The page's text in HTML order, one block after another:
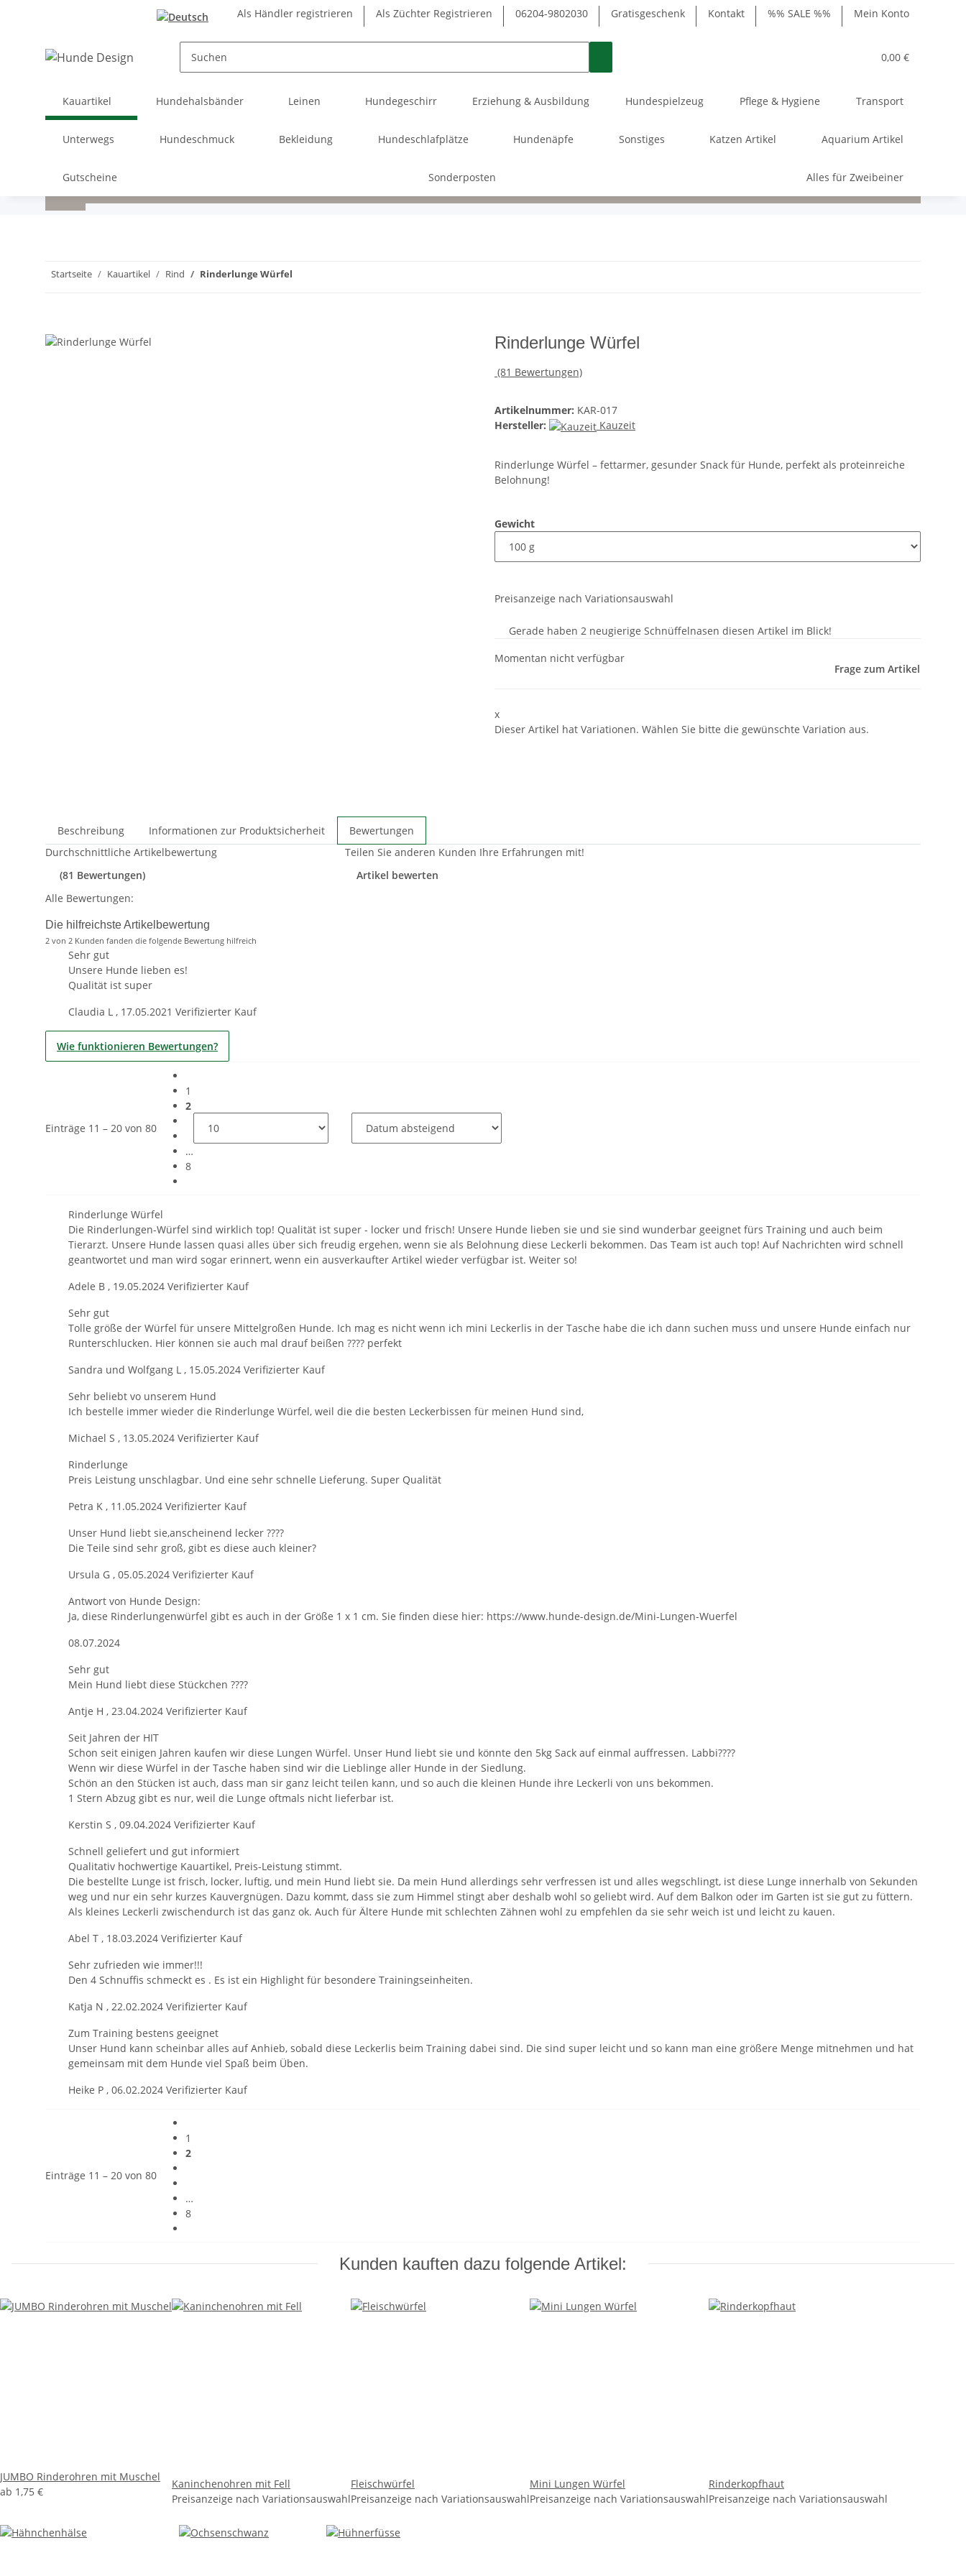
Als Händler registrieren Als Züchter Registrieren 06204-9802030 Gratisgeschenk Kontakt %% SALE %% Mein Konto
0,00 €
Kauartikel Hundehalsbänder Leinen Hundegeschirr Erziehung & Ausbildung Hundespielzeug Pflege & Hygiene Transport
Unterwegs Hundeschmuck Bekleidung Hundeschlafplätze Hundenäpfe Sonstiges Katzen Artikel Aquarium Artikel
Gutscheine Sonderposten Alles für Zweibeiner
Startseite Kauartikel Rind Rinderlunge Würfel
Rinderlunge Würfel
(81 Bewertungen)
Artikelnummer: KAR-017
Hersteller:
Kauzeit
Rinderlunge Würfel – fettarmer, gesunder Snack für Hunde, perfekt als proteinreiche
Belohnung!
Gewicht
Preisanzeige nach Variationsauswahl
Gerade haben 2 neugierige Schnüffelnasen diesen Artikel im Blick!
Momentan nicht verfügbar
Frage zum Artikel
x
Dieser Artikel hat Variationen. Wählen Sie bitte die gewünschte Variation aus.
Beschreibung Informationen zur Produktsicherheit
Bewertungen
Durchschnittliche Artikelbewertung
(81 Bewertungen)
Teilen Sie anderen Kunden Ihre Erfahrungen mit!
Artikel bewerten
Alle Bewertungen:
Die hilfreichste Artikelbewertung
2 von 2 Kunden fanden die folgende Bewertung hilfreich
Sehr gut
Unsere Hunde lieben es!
Qualität ist super
Claudia L , 17.05.2021 Verifizierter Kauf
Wie funktionieren Bewertungen?
Einträge 11 – 20 von 80
1
2
…
8
Rinderlunge Würfel
Die Rinderlungen-Würfel sind wirklich top! Qualität ist super - locker und frisch! Unsere Hunde lieben sie und sie sind wunderbar geeignet fürs Training und auch beim
Tierarzt. Unsere Hunde lassen quasi alles über sich freudig ergehen, wenn sie als Belohnung diese Leckerli bekommen. Das Team ist auch top! Auf Nachrichten wird schnell
geantwortet und man wird sogar erinnert, wenn ein ausverkaufter Artikel wieder verfügbar ist. Weiter so!
Adele B , 19.05.2024 Verifizierter Kauf
Sehr gut
Tolle größe der Würfel für unsere Mittelgroßen Hunde. Ich mag es nicht wenn ich mini Leckerlis in der Tasche habe die ich dann suchen muss und unsere Hunde einfach nur
Runterschlucken. Hier können sie auch mal drauf beißen ???? perfekt
Sandra und Wolfgang L , 15.05.2024 Verifizierter Kauf
Sehr beliebt vo unserem Hund
Ich bestelle immer wieder die Rinderlunge Würfel, weil die die besten Leckerbissen für meinen Hund sind,
Michael S , 13.05.2024 Verifizierter Kauf
Rinderlunge
Preis Leistung unschlagbar. Und eine sehr schnelle Lieferung. Super Qualität
Petra K , 11.05.2024 Verifizierter Kauf
Unser Hund liebt sie,anscheinend lecker ????
Die Teile sind sehr groß, gibt es diese auch kleiner?
Ursula G , 05.05.2024 Verifizierter Kauf
Antwort von Hunde Design:
Ja, diese Rinderlungenwürfel gibt es auch in der Größe 1 x 1 cm. Sie finden diese hier: https://www.hunde-design.de/Mini-Lungen-Wuerfel
08.07.2024
Sehr gut
Mein Hund liebt diese Stückchen ????
Antje H , 23.04.2024 Verifizierter Kauf
Seit Jahren der HIT
Schon seit einigen Jahren kaufen wir diese Lungen Würfel. Unser Hund liebt sie und könnte den 5kg Sack auf einmal auffressen. Labbi????
Wenn wir diese Würfel in der Tasche haben sind wir die Lieblinge aller Hunde in der Siedlung.
Schön an den Stücken ist auch, dass man sir ganz leicht teilen kann, und so auch die kleinen Hunde ihre Leckerli von uns bekommen.
1 Stern Abzug gibt es nur, weil die Lunge oftmals nicht lieferbar ist.
Kerstin S , 09.04.2024 Verifizierter Kauf
Schnell geliefert und gut informiert
Qualitativ hochwertige Kauartikel, Preis-Leistung stimmt.
Die bestellte Lunge ist frisch, locker, luftig, und mein Hund liebt sie. Da mein Hund allerdings sehr verfressen ist und alles wegschlingt, ist diese Lunge innerhalb von Sekunden
weg und nur ein sehr kurzes Kauvergnügen. Dazu kommt, dass sie zum Himmel stingt aber deshalb wohl so geliebt wird. Auf dem Balkon oder im Garten ist sie gut zu füttern.
Als kleines Leckerli zwischendurch ist das ganz ok. Auch für Ältere Hunde mit schlechten Zähnen wohl zu empfehlen da sie sehr weich ist und leicht zu kauen.
Abel T , 18.03.2024 Verifizierter Kauf
Sehr zufrieden wie immer!!!
Den 4 Schnuffis schmeckt es . Es ist ein Highlight für besondere Trainingseinheiten.
Katja N , 22.02.2024 Verifizierter Kauf
Zum Training bestens geeignet
Unser Hund kann scheinbar alles auf Anhieb, sobald diese Leckerlis beim Training dabei sind. Die sind super leicht und so kann man eine größere Menge mitnehmen und hat
gemeinsam mit dem Hunde viel Spaß beim Üben.
Heike P , 06.02.2024 Verifizierter Kauf
Einträge 11 – 20 von 80
1
2
…
8
Kunden kauften dazu folgende Artikel:
JUMBO Rinderohren mit Muschel
ab 1,75 €
Kaninchenohren mit Fell
Preisanzeige nach Variationsauswahl
Fleischwürfel
Preisanzeige nach Variationsauswahl
Mini Lungen Würfel
Preisanzeige nach Variationsauswahl
Rinderkopfhaut
Preisanzeige nach Variationsauswahl